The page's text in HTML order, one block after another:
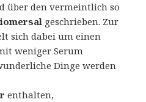
über den vermeintlich so
geschrieben. Zur
sich dabei um einen
weniger Serum
Dinge werden
enthalten,